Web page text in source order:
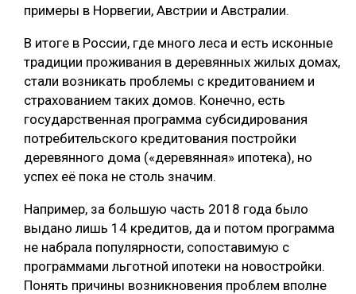
примеры в Норвегии, Австрии и Австралии.
В итоге в России, где много леса и есть исконные
традиции проживания в деревянных жилых домах,
стали возникать проблемы с кредитованием и
страхованием таких домов. Конечно, есть
государственная программа субсидирования
потребительского кредитования постройки
деревянного дома («деревянная» ипотека), но
успех её пока не столь значим.
Например, за большую часть 2018 года было
выдано лишь 14 кредитов, да и потом программа
не набрала популярности, сопоставимую с
программами льготной ипотеки на новостройки.
Понять причины возникновения проблем вполне